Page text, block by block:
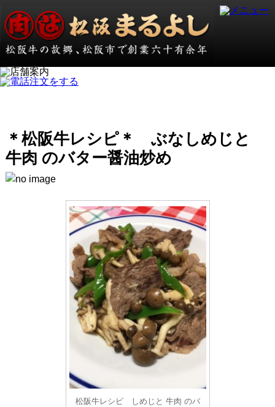
＊松阪牛レシピ＊ ぶなしめじと
牛肉 のバター醤油炒め
松阪牛レシピ しめじと 牛肉 のバ